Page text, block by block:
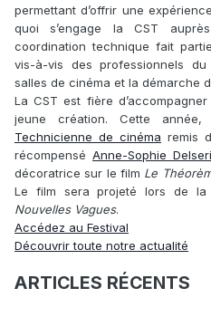
permettant d’offrir une
quoi s’engage la CST
coordination technique fait
vis-à-vis des professionnels
salles de cinéma et la démarche
La CST est fière
jeune création. Cette année,
Technicienne de cinéma remis
récompenséAnne-Sophie
décoratrice sur le film Le
Le film sera projeté lors de
Nouvelles Vagues.
Accédez au Festival
Découvrir toute notre actualité
ARTICLES RÉCENTS